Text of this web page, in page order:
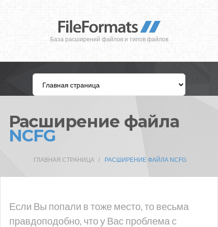
База расширений файлов и типов файлов
Расширение файла
NCFG
ГЛАВНАЯ СТРАНИЦА РАСШИРЕНИЕ ФАЙЛА NCFG
Если Вы попали в тоже место, то весьма
правдоподобно, что у Вас проблема с